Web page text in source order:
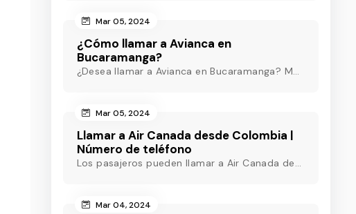
Mar 05, 2024
¿Cómo llamar a Avianca en
Bucaramanga?
¿Desea llamar a Avianca en Bucaramanga? Marque el teléfono de Avianca Bucaramanga y obtenga asistencia rápida las 24 horas para eliminar sus inquietudes.
Mar 05, 2024
Llamar a Air Canada desde Colombia |
Número de teléfono
Los pasajeros pueden llamar a Air Canada desde Colombia marcando el número de teléfono de Air Canada Colombia y obtener asistencia útil en pocos minutos.
Mar 04, 2024